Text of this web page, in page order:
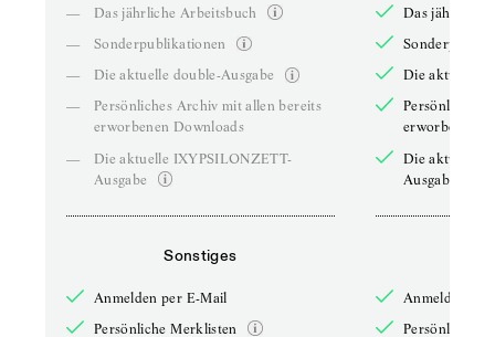
—
Das jährliche Arbeitsbuch
—
Sonderpublikationen
—
Die aktuelle double-Ausgabe
—
Persönliches Archiv mit allen bereits
erworbenen Downloads
—
Die aktuelle IXYPSILONZETT-
Ausgabe
Sonstiges
Anmelden per E-Mail
Persönliche Merklisten
Das jährliche
Die aktuelle
Persönliches
erworbenen
Die aktuelle
Ausgabe
Anmelden
Persönliche